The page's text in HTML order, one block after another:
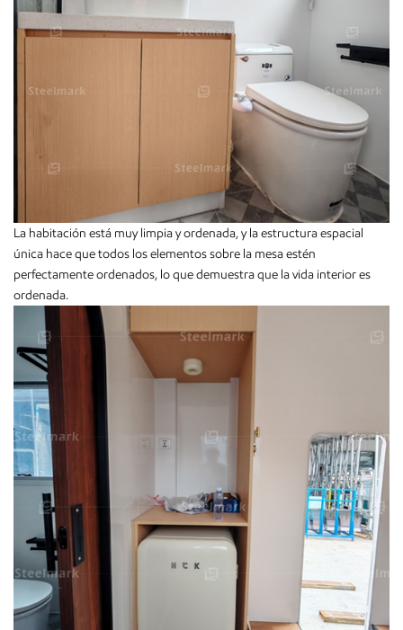
La habitación está muy limpia y ordenada, y la estructura espacial
única hace que todos los elementos sobre la mesa estén
perfectamente ordenados, lo que demuestra que la vida interior es
ordenada.